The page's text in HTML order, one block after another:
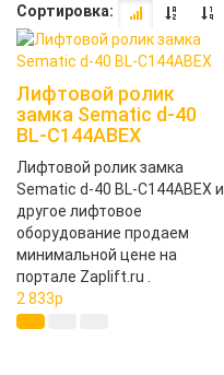
Сортировка:
Лифтовой ролик
замка Sematic d-40
BL-C144ABEX
Лифтовой ролик замка
Sematic d-40 BL-C144ABEX и
другое лифтовое
оборудование продаем
минимальной цене на
портале Zaplift.ru .
2 833p